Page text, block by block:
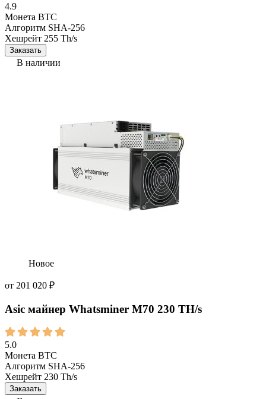
4.9
Монета BTC
Алгоритм SHA-256
Хешрейт 255 Th/s
Заказать
В наличии
Новое
от 201 020 ₽
Asic майнер Whatsminer M70 230 TH/s
5.0
Монета BTC
Алгоритм SHA-256
Хешрейт 230 Th/s
Заказать